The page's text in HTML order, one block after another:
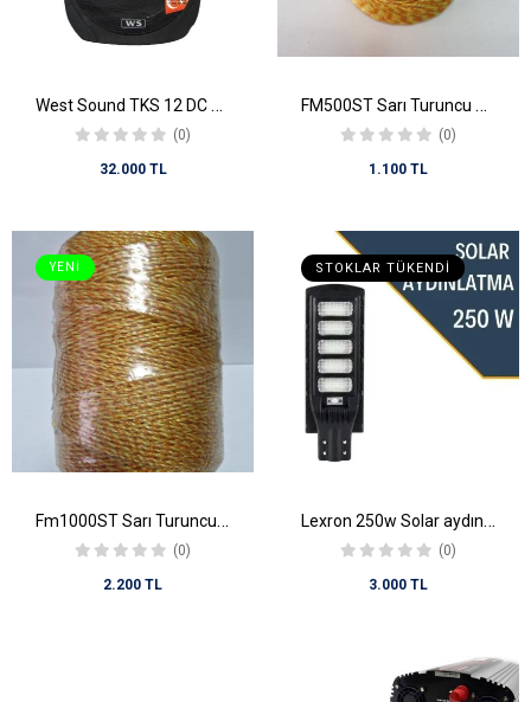
West Sound TKS 12 DC 12'' 250 Watt Portatif Şarjlı Mikserli Anfi
(0)
32.000 TL
FM500ST Sarı Turuncu Elektrikli Çit İpi 12 Kol Büküm İpli , 0,20 Mikron Tek Krom Tel Örgülü FM500ST (500MT) FM500ST
(0)
1.100 TL
YENI
Fm1000ST Sarı Turuncu Elektrikli Çit İpi 12 Kol Büküm İpli , 0,20 Mikron Tek Krom Tel Örgülü FM500ST (1000MT)
(0)
2.200 TL
STOKLAR TÜKENDI
Lexron 250w Solar aydınlatma
(0)
3.000 TL